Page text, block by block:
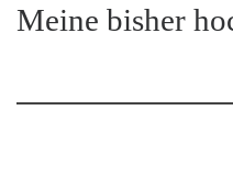
Meine bisher